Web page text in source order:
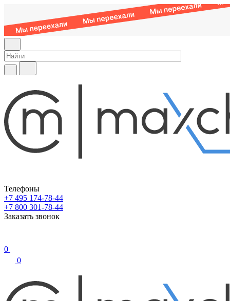
Телефоны
+7 495 174-78-44
+7 800 301-78-44
Заказать звонок
0
0